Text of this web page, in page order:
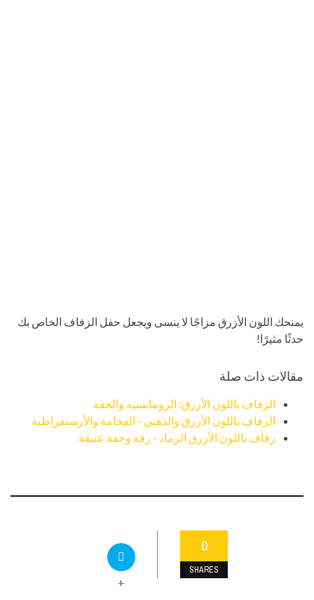
يمنحك اللون الأزرق مزاجًا لا ينسى ويجعل حفل الزفاف الخاص بك
حدثًا مثيرًا!
مقالات ذات صلة
الزفاف باللون الأزرق: الرومانسية والخفة
الزفاف باللون الأزرق والذهبي - الفخامة والأرستقراطية
زفاف باللون الأزرق الرماد - رقة وخفة عتيقة
0
SHARES
+